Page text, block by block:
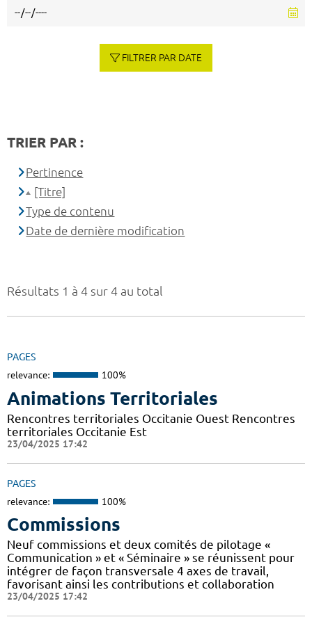
Résultats 1 à 4 sur 4 au total
PAGES
relevance: 100%
Animations Territoriales
Rencontres territoriales Occitanie Ouest Rencontres
territoriales Occitanie Est
23/04/2025 17:42
PAGES
relevance: 100%
Commissions
Neuf commissions et deux comités de pilotage «
Communication » et « Séminaire » se réunissent pour
intégrer de façon transversale 4 axes de travail,
favorisant ainsi les contributions et collaboration
23/04/2025 17:42
FILTRER PAR DATE
TRIER PAR :
Pertinence
[Titre]
Type de contenu
Date de dernière modification